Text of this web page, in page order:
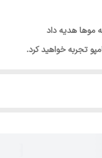
موها هدیه داد
تجربه خواهید کرد.